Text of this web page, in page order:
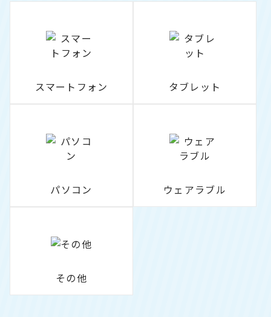
スマートフォン タブレット
パソコン ウェアラブル
その他